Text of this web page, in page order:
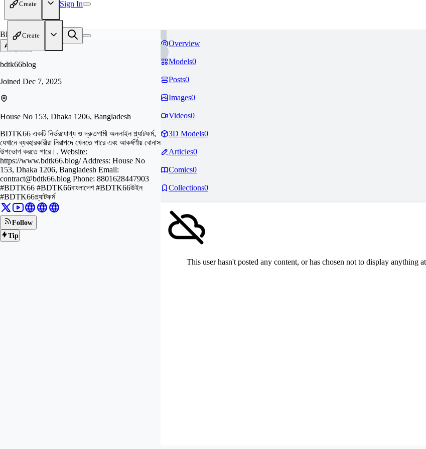
Create Sign In
Create
BD
bdtk66blog
Joined Dec 7, 2025
House No 153, Dhaka 1206, Bangladesh
BDTK66 একটি নির্ভরযোগ্য ও দ্রুতগামী অনলাইন প্ল্যাটফর্ম,
যেখানে ব্যবহারকারীরা নিরাপদে খেলতে পারে এবং আকর্ষণীয় বোনাস
উপভোগ করতে পারে।. Website:
https://www.bdtk66.blog/ Address: House No
153, Dhaka 1206, Bangladesh Email:
contract@bdtk66.blog Phone: 8801628447903
#BDTK66 #BDTK66বাংলাদেশ #BDTK66উইন
#BDTK66প্ল্যাটফর্ম
Follow
Tip
Overview
Models0
Posts0
Images0
Videos0
3D Models0
Articles0
Comics0
Collections0
This user hasn't posted any content, or has chosen not to display anything